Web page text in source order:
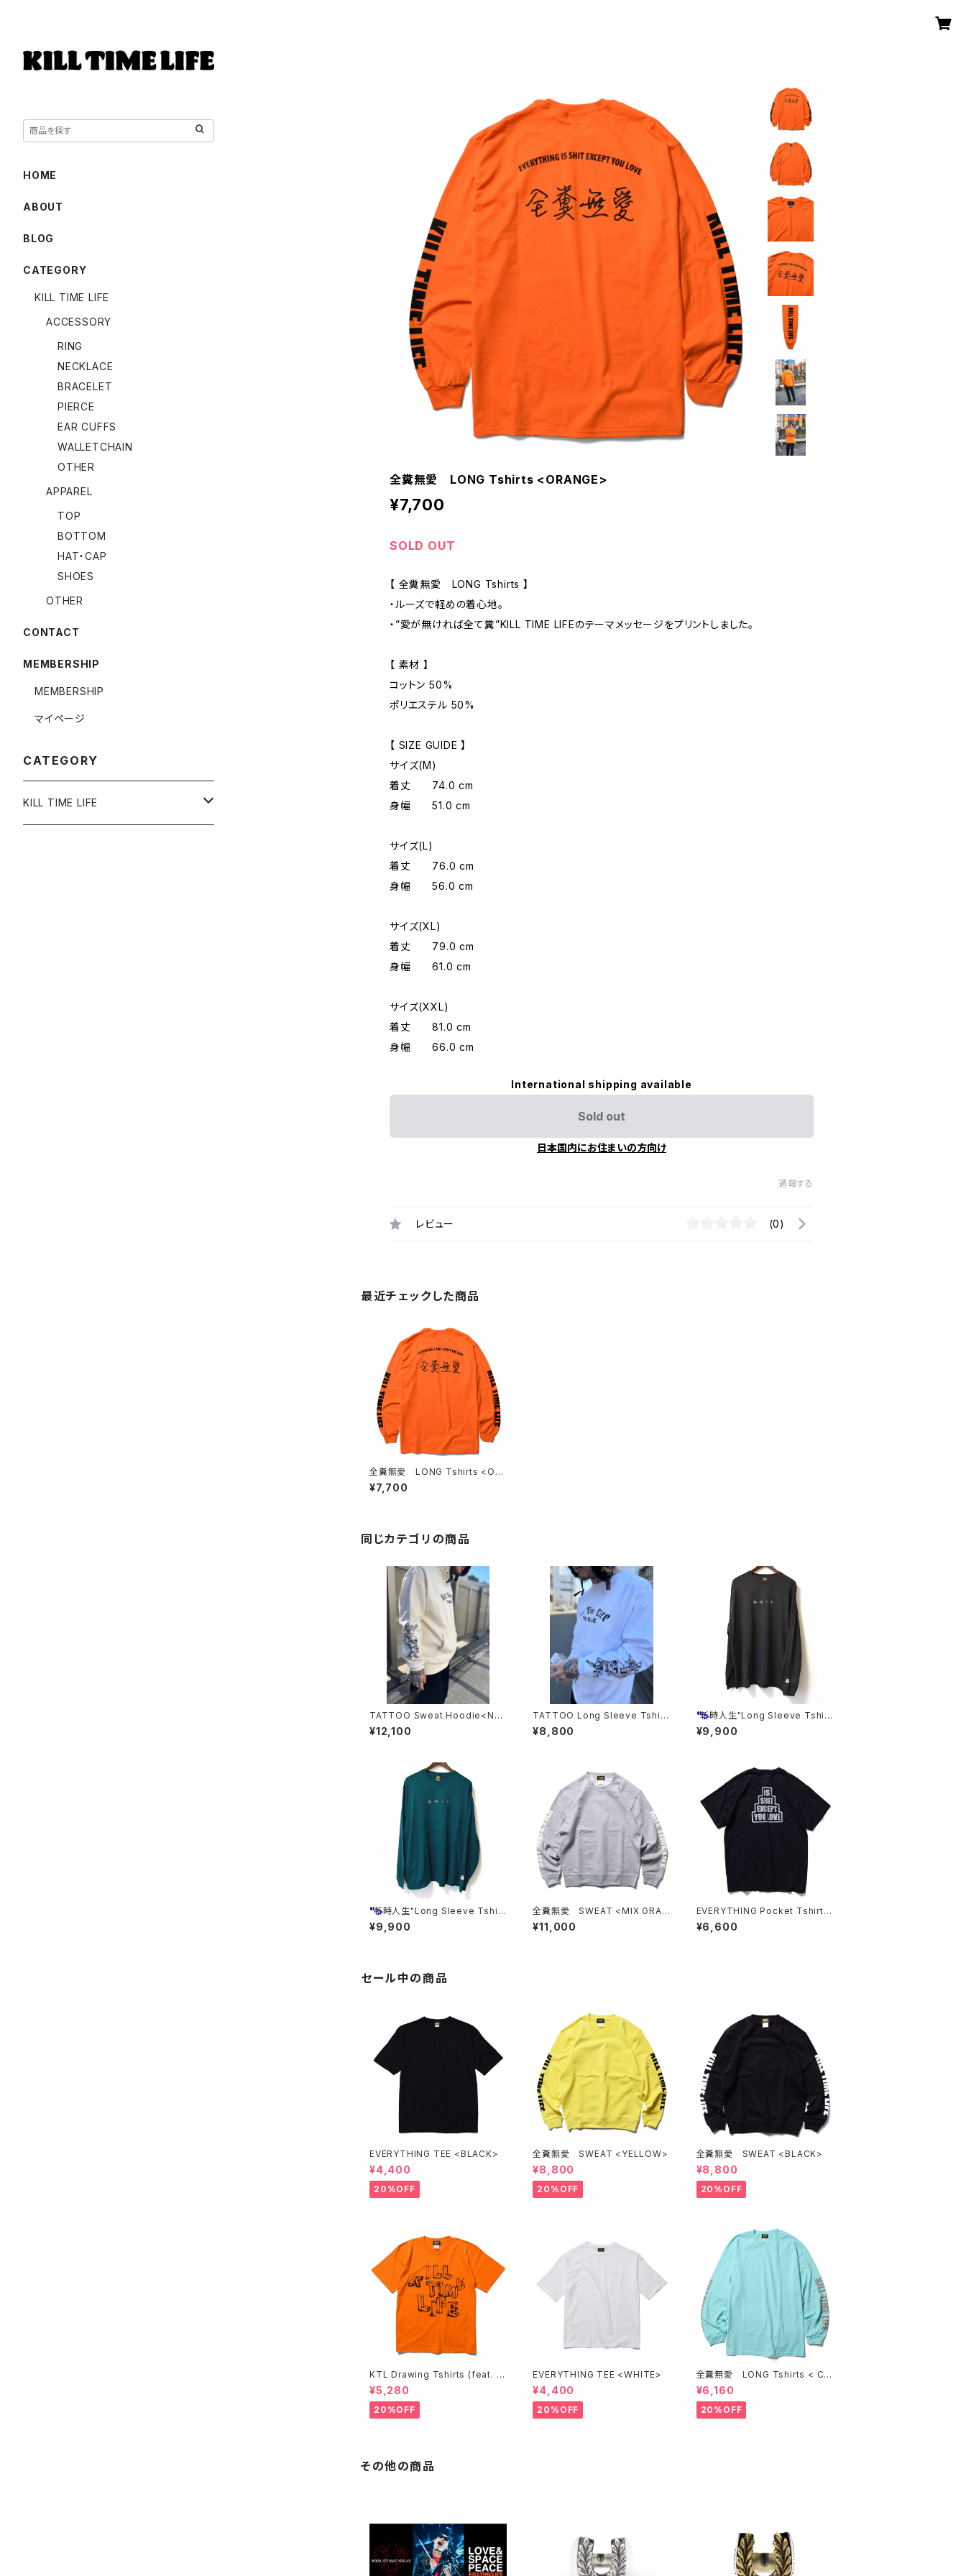
全糞無愛 LONG Tshirts <ORANGE>
¥7,700
SOLD OUT
【 全糞無愛 LONG Tshirts 】
・ルーズで軽めの着心地。
・”愛が無ければ全て糞”KILL TIME LIFEのテーマメッセージをプリントしました。
【 素材 】
コットン 50%
ポリエステル 50%
【 SIZE GUIDE 】
サイズ(M)
着丈 74.0 cm
身幅 51.0 cm
サイズ(L)
着丈 76.0 cm
身幅 56.0 cm
サイズ(XL)
着丈 79.0 cm
身幅 61.0 cm
サイズ(XXL)
着丈 81.0 cm
身幅 66.0 cm
International shipping available
Sold out
日本国内にお住まいの方向け
通報する
レビュー (0)
最近チェックした商品
全糞無愛 LONG Tshirts <OR
ANGE>
¥7,700
同じカテゴリの商品
TATTOO Sweat Hoodie<NA
TURAL>
¥12,100
TATTOO Long Sleeve Tshirt
s<WHITE>
¥8,800
">
"斬時人生"Long Sleeve Tshirt
s <GRAY>
¥9,900
">
"斬時人生"Long Sleeve Tshirt
s <GREEN>
¥9,900
全糞無愛 SWEAT <MIX GRAY
>
¥11,000
EVERYTHING Pocket Tshirts
<BLACK>
¥6,600
セール中の商品
EVERYTHING TEE <BLACK>
¥4,400
20%OFF
全糞無愛 SWEAT <YELLOW>
¥8,800
20%OFF
全糞無愛 SWEAT <BLACK>
¥8,800
20%OFF
KTL Drawing Tshirts (feat. A
&A PRINTING) <ORANGE>
¥5,280
20%OFF
EVERYTHING TEE <WHITE>
¥4,400
20%OFF
全糞無愛 LONG Tshirts < CE
LADON >
¥6,160
20%OFF
その他の商品
HOME
ABOUT
BLOG
CATEGORY
KILL TIME LIFE
ACCESSORY
RING
NECKLACE
BRACELET
PIERCE
EAR CUFFS
WALLETCHAIN
OTHER
APPAREL
TOP
BOTTOM
HAT・CAP
SHOES
OTHER
CONTACT
MEMBERSHIP
MEMBERSHIP
マイページ
CATEGORY
KILL TIME LIFE